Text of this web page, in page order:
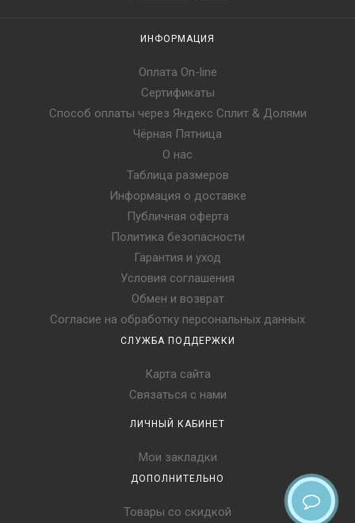
ИНФОРМАЦИЯ
Оплата On-line
Сертификаты
Способ оплаты через Яндекс Сплит & Долями
Чёрная Пятница
О нас
Таблица размеров
Информация о доставке
Публичная оферта
Политика безопасности
Гарантия и уход
Условия соглашения
Обмен и возврат
Согласие на обработку персональных данных
СЛУЖБА ПОДДЕРЖКИ
Карта сайта
Связаться с нами
ЛИЧНЫЙ КАБИНЕТ
Мои закладки
ДОПОЛНИТЕЛЬНО
Товары со скидкой